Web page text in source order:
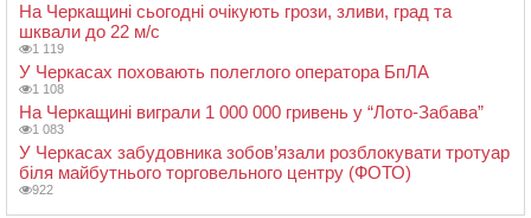
На Черкащині сьогодні очікують грози, зливи, град та
шквали до 22 м/с
1 119
У Черкасах поховають полеглого оператора БпЛА
1 108
На Черкащині виграли 1 000 000 гривень у “Лото-Забава”
1 083
У Черкасах забудовника зобов’язали розблокувати тротуар
біля майбутнього торговельного центру (ФОТО)
922